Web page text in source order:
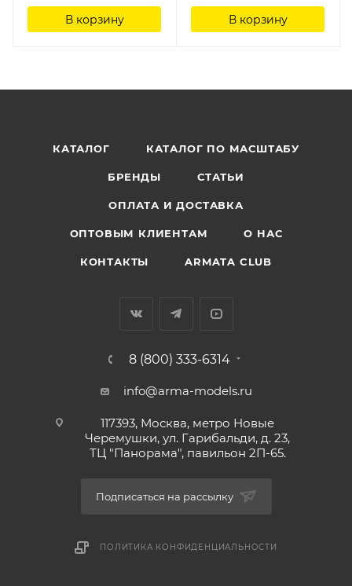
В корзину В корзину
КАТАЛОГ КАТАЛОГ ПО МАСШТАБУ
БРЕНДЫ СТАТЬИ
ОПЛАТА И ДОСТАВКА
ОПТОВЫМ КЛИЕНТАМ О НАС
КОНТАКТЫ ARMATA CLUB
8 (800) 333-6314
info@arma-models.ru
117393, Москва, метро Новые
Черемушки, ул. Гарибальди, д. 23,
ТЦ "Панорама", павильон 2П-65.
Подписаться на рассылку
ПОЛИТИКА КОНФИДЕНЦИАЛЬНОСТИ